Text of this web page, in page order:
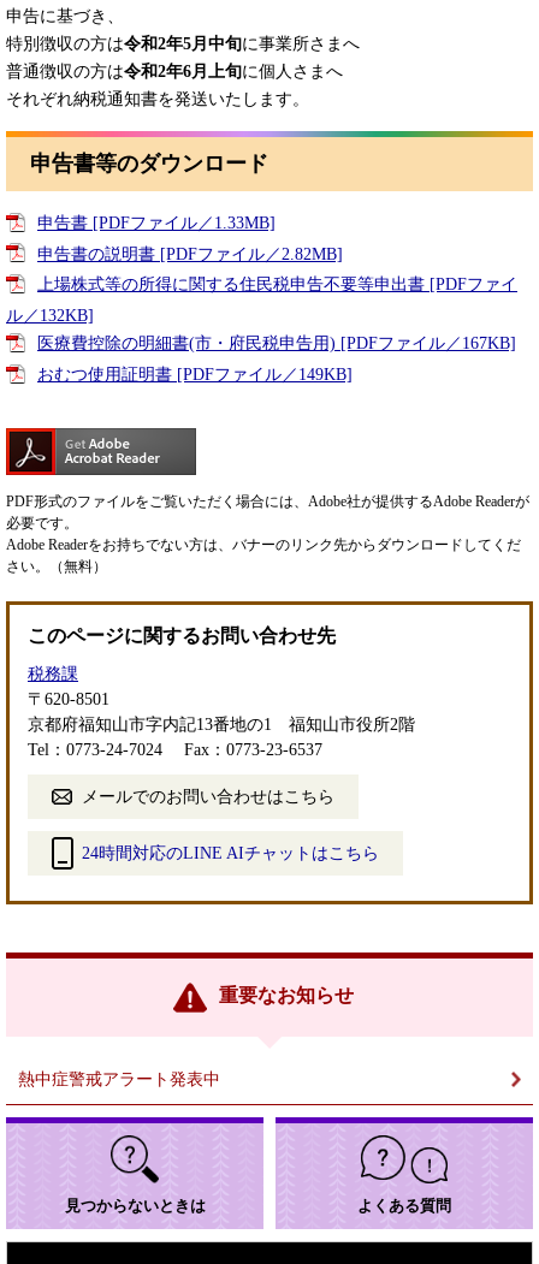
申告に基づき、
特別徴収の方は令和2年5月中旬に事業所さまへ
普通徴収の方は令和2年6月上旬に個人さまへ
それぞれ納税通知書を発送いたします。
申告書等のダウンロード
申告書 [PDFファイル／1.33MB]
申告書の説明書 [PDFファイル／2.82MB]
上場株式等の所得に関する住民税申告不要等申出書 [PDFファイ
ル／132KB]
医療費控除の明細書(市・府民税申告用) [PDFファイル／167KB]
おむつ使用証明書 [PDFファイル／149KB]
PDF形式のファイルをご覧いただく場合には、Adobe社が提供するAdobe Readerが
必要です。
Adobe Readerをお持ちでない方は、バナーのリンク先からダウンロードしてくだ
さい。（無料）
このページに関するお問い合わせ先
税務課
〒620-8501
京都府福知山市字内記13番地の1 福知山市役所2階
Tel：0773-24-7024
Fax：0773-23-6537
メールでのお問い合わせはこちら
24時間対応のLINE AIチャットはこちら
リ
重要なお知らせ
熱中症警戒アラート発表中
見つからないときは よくある質問